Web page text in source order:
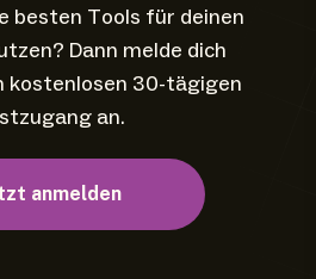
besten Tools für deinen
Dann melde dich
kostenlosen 30-tägigen
an.
anmelden